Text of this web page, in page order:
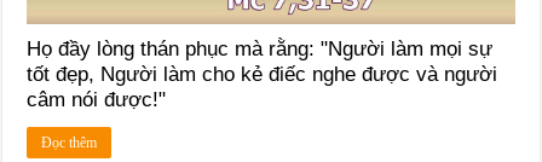
Họ đầy lòng thán phục mà rằng: "Người làm mọi sự
tốt đẹp, Người làm cho kẻ điếc nghe được và người
câm nói được!"
Đọc thêm